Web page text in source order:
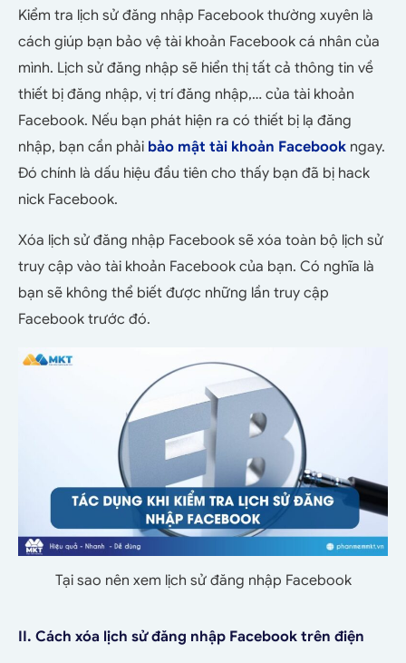
Kiểm tra lịch sử đăng nhập Facebook thường xuyên là
cách giúp bạn bảo vệ tài khoản Facebook cá nhân của
mình. Lịch sử đăng nhập sẽ hiển thị tất cả thông tin về
thiết bị đăng nhập, vị trí đăng nhập,… của tài khoản
Facebook. Nếu bạn phát hiện ra có thiết bị lạ đăng
nhập, bạn cần phải bảo mật tài khoản Facebook ngay.
Đó chính là dấu hiệu đầu tiên cho thấy bạn đã bị hack
nick Facebook.
Xóa lịch sử đăng nhập Facebook sẽ xóa toàn bộ lịch sử
truy cập vào tài khoản Facebook của bạn. Có nghĩa là
bạn sẽ không thể biết được những lần truy cập
Facebook trước đó.
Tại sao nên xem lịch sử đăng nhập Facebook
II. Cách xóa lịch sử đăng nhập Facebook trên điện